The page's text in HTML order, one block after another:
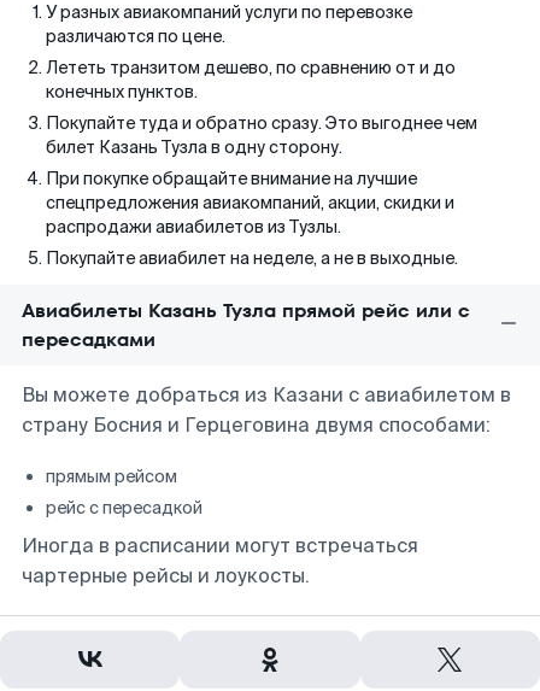
У разных авиакомпаний услуги по перевозке
различаются по цене.
Лететь транзитом дешево, по сравнению от и до
конечных пунктов.
Покупайте туда и обратно сразу. Это выгоднее чем
билет Казань Тузла в одну сторону.
При покупке обращайте внимание на лучшие
спецпредложения авиакомпаний, акции, скидки и
распродажи авиабилетов из Тузлы.
Покупайте авиабилет на неделе, а не в выходные.
Авиабилеты Казань Тузла прямой рейс или с
пересадками
Вы можете добраться из Казани с авиабилетом в
страну Босния и Герцеговина двумя способами:
прямым рейсом
рейс с пересадкой
Иногда в расписании могут встречаться
чартерные рейсы и лоукосты.